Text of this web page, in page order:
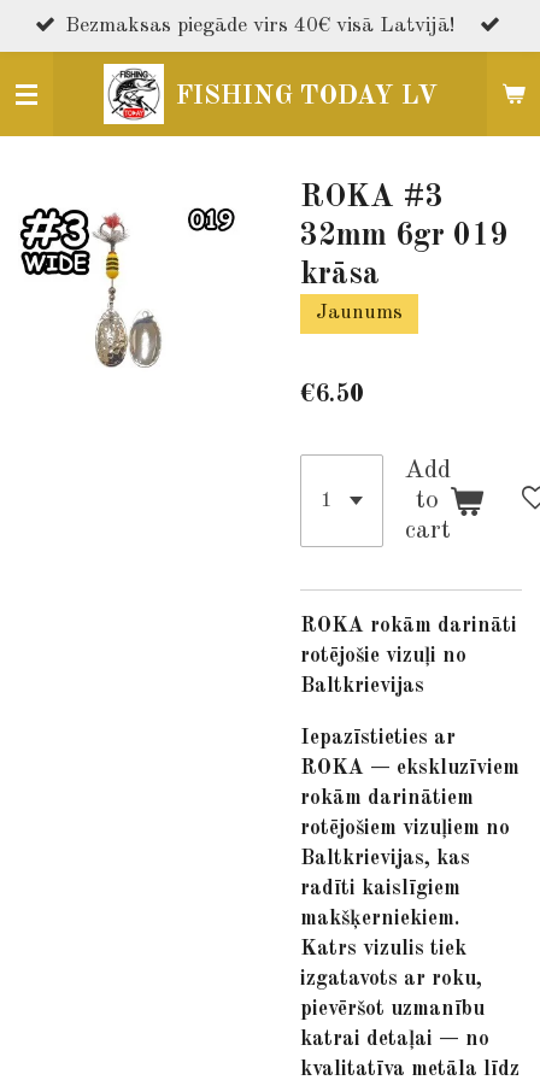
Skip
to
main
FISHING TODAY LV
Bezmaksas piegāde virs 40€ visā Latvijā!
ROKA #3
32mm 6gr 019
krāsa
Jaunums
€6.50
Add
to
cart
ROKA rokām darināti
rotējošie vizuļi no
Baltkrievijas
Iepazīstieties ar
ROKA — ekskluzīviem
rokām darinātiem
rotējošiem vizuļiem no
Baltkrievijas, kas
radīti kaislīgiem
makšķerniekiem.
Katrs vizulis tiek
izgatavots ar roku,
pievēršot uzmanību
katrai detaļai — no
kvalitatīva metāla līdz